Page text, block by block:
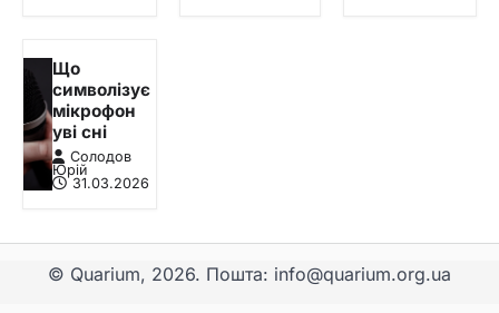
Що
символізує
мікрофон
уві сні
Солодов
Юрій
31.03.2026
© Quarium, 2026. Пошта: info@quarium.org.ua